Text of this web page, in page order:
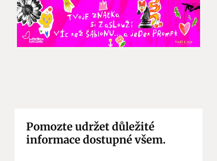
Pomozte udržet důležité
informace dostupné všem.